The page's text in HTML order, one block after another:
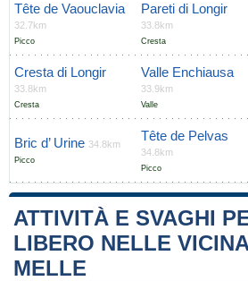
Tête de Vaouclavia
32.7km
Picco
Pareti di Longir
33.8km
Cresta
Cresta di Longir
33.8km
Cresta
Valle Enchiausa
33.9km
Valle
Bric d’ Urine 34.8km
Picco
Tête de Pelvas
34.8km
Picco
ATTIVITÀ E SVAGHI
LIBERO NELLE
MELLE